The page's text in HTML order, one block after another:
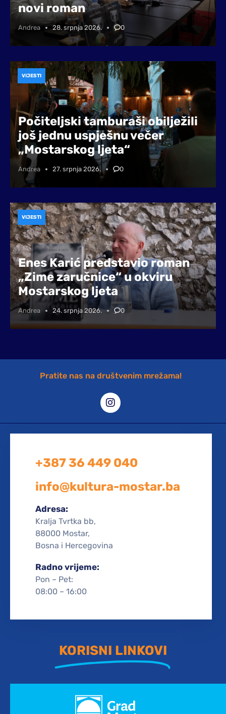
novi roman
Andrea 28. srpnja 2026. 0
Počiteljski tamburaši obilježili
još jednu uspješnu večer
„Mostarskog ljeta“
Andrea 27. srpnja 2026. 0
VIJESTI
Enes Karić predstavio roman
„Zime zaručnice“ u okviru
Mostarskog ljeta
Andrea 24. srpnja 2026. 0
VIJESTI
Pratite nas na društvenim mrežama!
+387 36 449 040
info@kultura-mostar.ba
Adresa:
Kralja Tvrtka bb,
88000 Mostar,
Bosna i Hercegovina
Radno vrijeme:
Pon – Pet:
08:00 – 16:00
KORISNI LINKOVI